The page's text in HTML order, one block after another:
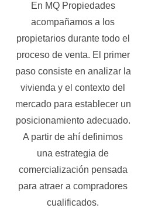
En MQ Propiedades
acompañamos a los
propietarios durante todo el
proceso de venta. El primer
paso consiste en analizar la
vivienda y el contexto del
mercado para establecer un
posicionamiento adecuado.
A partir de ahí definimos
una estrategia de
comercialización pensada
para atraer a compradores
cualificados.